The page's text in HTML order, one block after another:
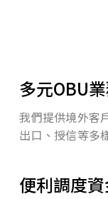
外匯優惠活動
理財知識+
投資理財
多元OBU
我們提供境外客
出口、授信等多
便利調度